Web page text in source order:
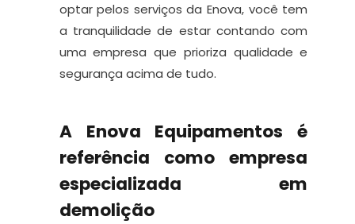
optar pelos serviços da Enova, você tem
a tranquilidade de estar contando com
uma empresa que prioriza qualidade e
segurança acima de tudo.
A Enova Equipamentos é
referência como empresa
especializada em
demolição